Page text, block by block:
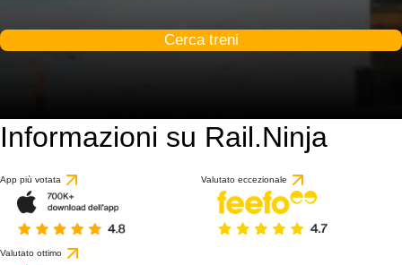
Cerca treni
Informazioni su Rail.Ninja
App più votata Valutato eccezionale
Valutato ottimo